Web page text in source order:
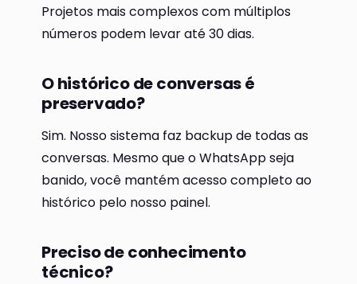
Projetos mais complexos com múltiplos
números podem levar até 30 dias.
O histórico de conversas é
preservado?
Sim. Nosso sistema faz backup de todas as
conversas. Mesmo que o WhatsApp seja
banido, você mantém acesso completo ao
histórico pelo nosso painel.
Preciso de conhecimento
técnico?